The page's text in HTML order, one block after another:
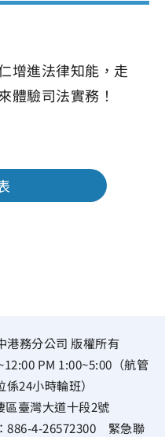
增進法律知能，走
體驗司法實務！
港務分公司 版權所有
PM 1:00~5:00（航管
24小時輪班）
區臺灣大道十段2號
886-4-26572300 緊急聯